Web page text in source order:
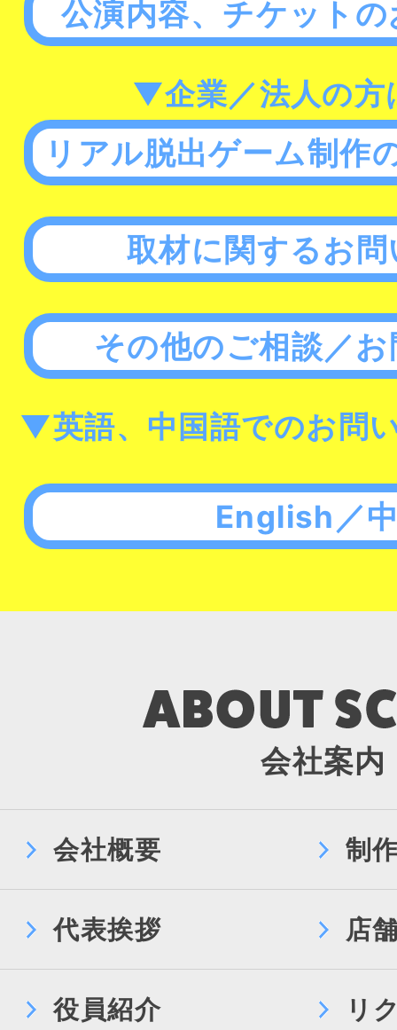
公演内容、チケット
▼企業／法人の方
リアル脱出ゲーム制作
取材に関するお
その他のご相談／
▼英語、中国語でのお問
English／
会社案内
会社概要 制
代表挨拶 店
役員紹介 リ